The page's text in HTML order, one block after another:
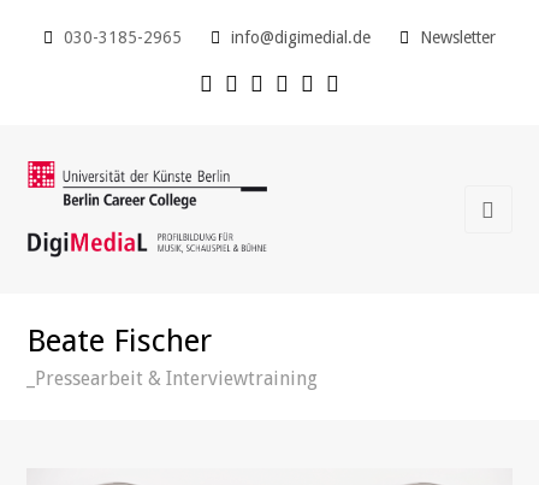
030-3185-2965 info@digimedial.de Newsletter
Beate Fischer
_Pressearbeit & Interviewtraining